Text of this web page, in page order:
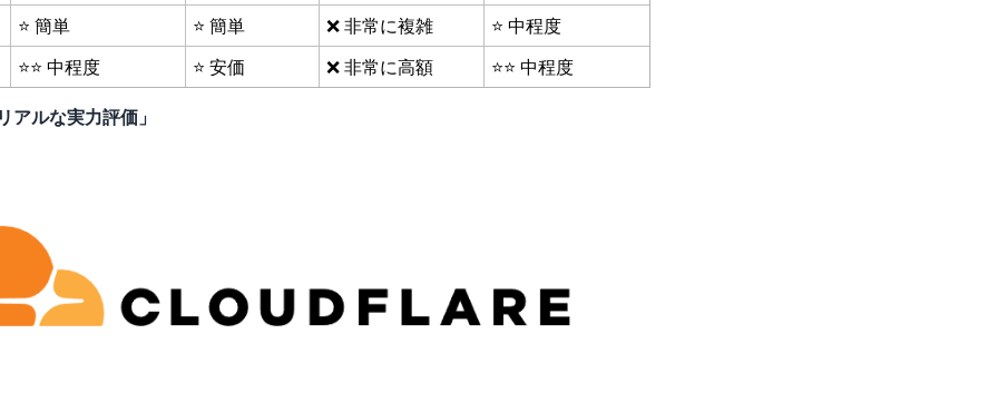
⭐ 簡単 ⭐ 簡単 ❌ 非常に複雑
⭐ 中程度
⭐⭐ 中程度
⭐ 安価 ❌ 非常に高額 ⭐⭐ 中程度
アルな実力評価」